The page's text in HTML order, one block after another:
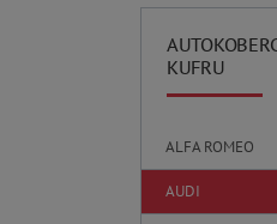
KUFRU
ALFA ROMEO
AUDI